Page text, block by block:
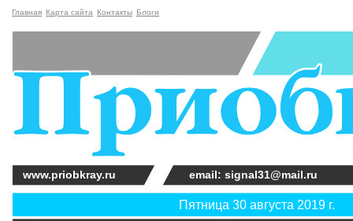
Главная Карта сайта Контакты Блоги
Пятница 30 августа 2019 г.
www.priobkray.ru email: signal31@mail.ru